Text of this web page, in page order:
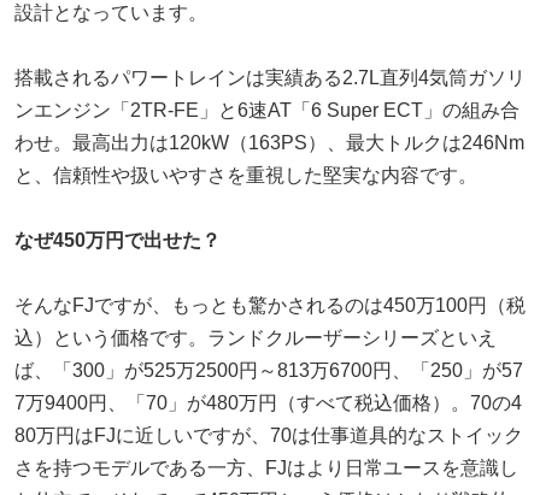
設計となっています。
搭載されるパワートレインは実績ある2.7L直列4気筒ガソリ
ンエンジン「2TR-FE」と6速AT「6 Super ECT」の組み合
わせ。最高出力は120kW（163PS）、最大トルクは246Nm
と、信頼性や扱いやすさを重視した堅実な内容です。
なぜ450万円で出せた？
そんなFJですが、もっとも驚かされるのは450万100円（税
込）という価格です。ランドクルーザーシリーズといえ
ば、「300」が525万2500円～813万6700円、「250」が57
7万9400円、「70」が480万円（すべて税込価格）。70の4
80万円はFJに近しいですが、70は仕事道具的なストイック
さを持つモデルである一方、FJはより日常ユースを意識し